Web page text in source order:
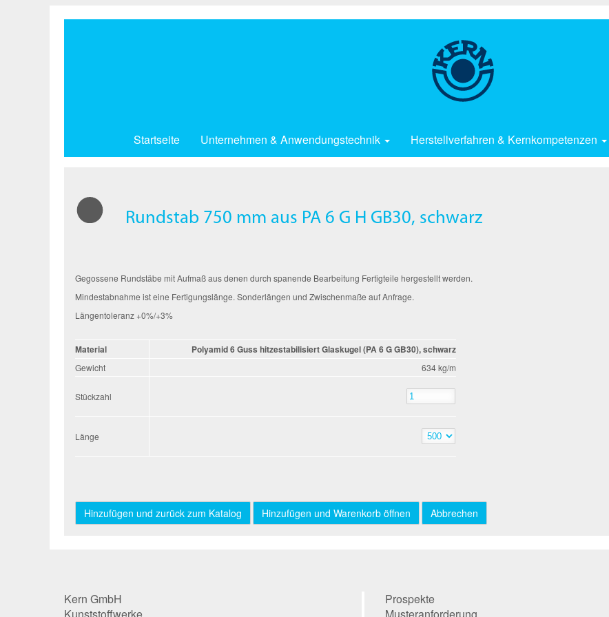
Startseite Unternehmen & Anwendungstechnik Herstellverfahren & Kernkompetenzen
Rundstab 750 mm aus PA 6 G H GB30, schwarz
Gegossene Rundstäbe mit Aufmaß aus denen durch spanende Bearbeitung Fertigteile hergestellt werden.
Mindestabnahme ist eine Fertigungslänge. Sonderlängen und Zwischenmaße auf Anfrage.
Längentoleranz +0%/+3%
Material Polyamid 6 Guss hitzestabilisiert Glaskugel (PA 6 G GB30), schwarz
Gewicht 634 kg/m
Stückzahl
Länge
Kern GmbH
Kunststoffwerke
Prospekte
Musteranforderung